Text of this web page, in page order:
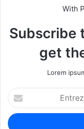
With
Subscribe
get
Lorem
E
n
r